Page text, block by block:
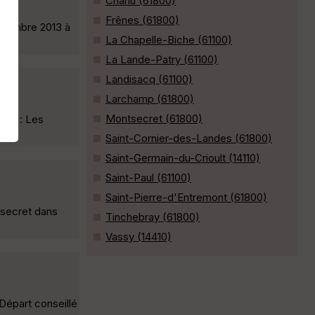
2013 à
: Les
dans
conseillé
Frênes (61800)
La Chapelle-Biche (61100)
La Lande-Patry (61100)
Landisacq (61100)
Larchamp (61800)
Montsecret (61800)
Saint-Cornier-des-Landes (61800)
Saint-Germain-du-Crioult (14110)
Saint-Paul (61100)
Saint-Pierre-d'Entremont (61800)
Tinchebray (61800)
Vassy (14410)